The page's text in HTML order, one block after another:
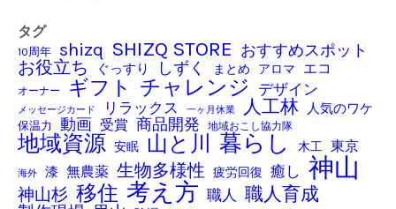
タグ
10周年 shizq SHIZQ STORE おすすめスポット
お役立ち ぐっすり しずく まとめ アロマ エコ
オーナー ギフト チャレンジ デザイン
メッセージカード リラックス 一ヶ月休業 人工林 人気のワケ
保温力 動画 受賞 商品開発 地域おこし協力隊
地域資源 安眠 山と川 暮らし 木工 東京
海外 漆 無農薬 生物多様性 疲労回復 癒し 神山
神山杉 移住 考え方 職人 職人育成